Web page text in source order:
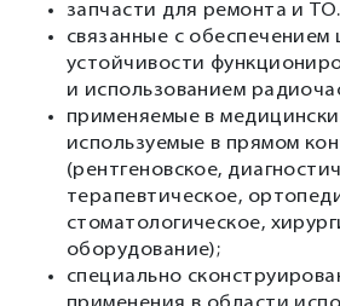
запчасти для ремонта и ТО.
связанные с обеспечением
устойчивости
и использованием
применяемые в
используемые в прямом
(рентгеновское,
терапевтическое,
стоматологическое,
оборудование);
специально